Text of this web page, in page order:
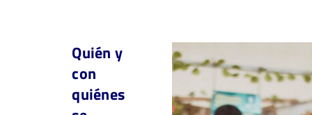
Quién y
con
quiénes